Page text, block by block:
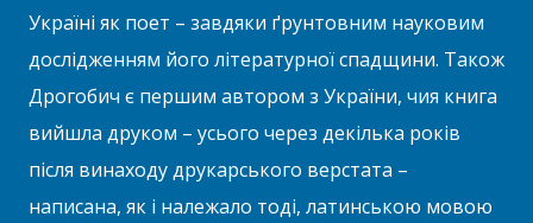
Україні як поет – завдяки ґрунтовним науковим
дослідженням його літературної спадщини. Також
Дрогобич є першим автором з України, чия книга
вийшла друком – усього через декілька років
після винаходу друкарського верстата –
написана, як і належало тоді, латинською мовою